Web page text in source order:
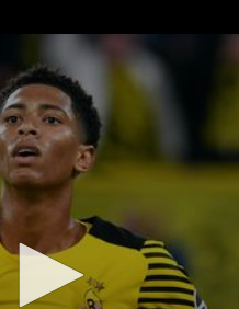
Auge. Der Trainer
nach Liverpool